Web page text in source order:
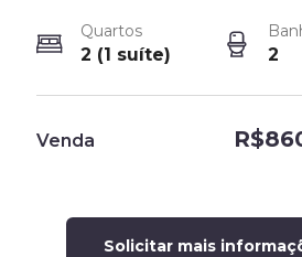
Quartos
2 (1 suíte) 2
Venda
Solicitar mais